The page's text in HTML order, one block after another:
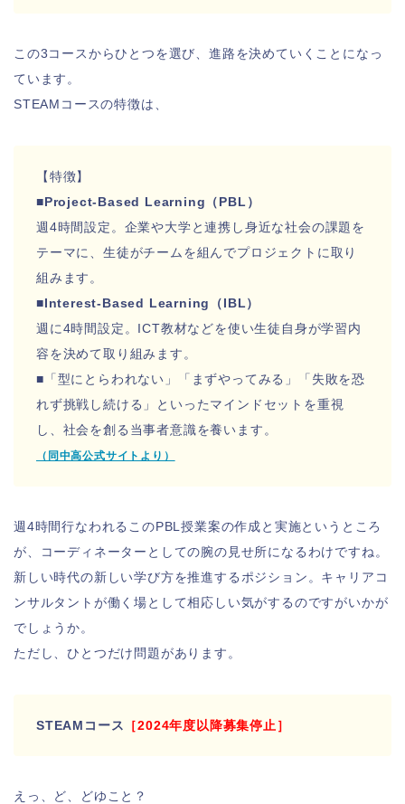
この3コースからひとつを選び、進路を決めていくことになっ
ています。
STEAMコースの特徴は、
【特徴】
■Project-Based Learning（PBL）
週4時間設定。企業や大学と連携し身近な社会の課題を
テーマに、生徒がチームを組んでプロジェクトに取り
組みます。
■Interest-Based Learning（IBL）
週に4時間設定。ICT教材などを使い生徒自身が学習内
容を決めて取り組みます。
■「型にとらわれない」「まずやってみる」「失敗を恐
れず挑戦し続ける」といったマインドセットを重視
し、社会を創る当事者意識を養います。
（同中高公式サイトより）
週4時間行なわれるこのPBL授業案の作成と実施というところ
が、コーディネーターとしての腕の見せ所になるわけですね。
新しい時代の新しい学び方を推進するポジション。キャリアコ
ンサルタントが働く場として相応しい気がするのですがいかが
でしょうか。
ただし、ひとつだけ問題があります。
STEAMコース ［2024年度以降募集停止］
えっ、ど、どゆこと？